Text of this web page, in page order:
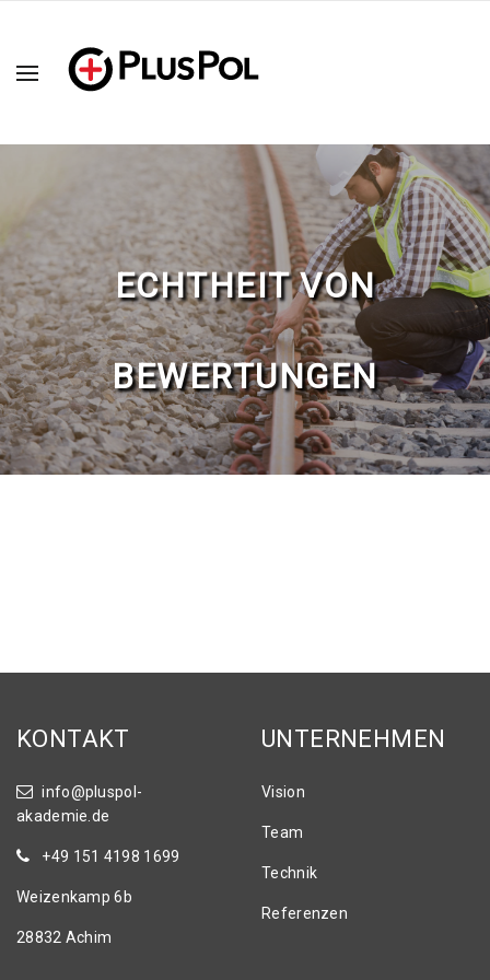
ECHTHEIT VON
BEWERTUNGEN
KONTAKT
info@pluspol-
akademie.de
+49 151 4198 1699
Weizenkamp 6b
28832 Achim
UNTERNEHMEN
Vision
Team
Technik
Referenzen